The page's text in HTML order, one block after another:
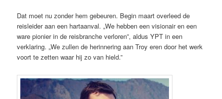
Dat moet nu zonder hem gebeuren. Begin maart overleed de
reisleider aan een hartaanval. „We hebben een visionair en een
ware pionier in de reisbranche verloren”, aldus YPT in een
verklaring. „We zullen de herinnering aan Troy eren door het werk
voort te zetten waar hij zo van hield.”